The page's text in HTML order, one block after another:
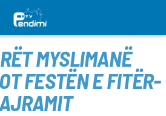
MYSLIMANË
FESTËN E FITËR-